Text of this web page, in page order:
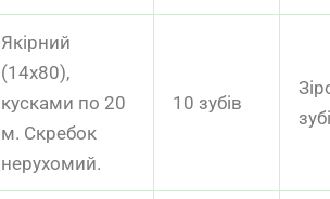
Якірний
(14х80),
кусками по 20
м. Скребок
нерухомий.
10 зубів